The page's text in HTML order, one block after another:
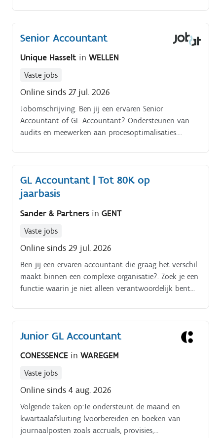
van meerdere vestigingen.
Senior Accountant
Unique Hasselt in WELLEN
Vaste jobs
Online sinds 27 jul. 2026
Jobomschrijving. Ben jij een ervaren Senior
Accountant of GL Accountant? Ondersteunen van
audits en meewerken aan procesoptimalisaties.
GL Accountant | Tot 80K op
jaarbasis
Sander & Partners in GENT
Vaste jobs
Online sinds 29 jul. 2026
Ben jij een ervaren accountant die graag het verschil
maakt binnen een complexe organisatie?. Zoek je een
functie waarin je niet alleen verantwoordelijk bent
binnen het accountingteam?.
Junior GL Accountant
CONESSENCE in WAREGEM
Vaste jobs
Online sinds 4 aug. 2026
Volgende taken op:Je ondersteunt de maand en
kwartaalafsluiting (voorbereiden en boeken van
journaalposten zoals accruals, provisies,